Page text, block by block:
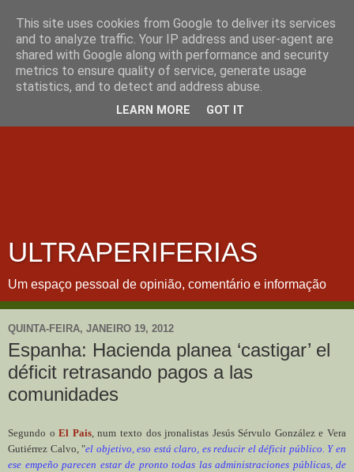
ULTRAPERIFERIAS
Um espaço pessoal de opinião, comentário e informação
QUINTA-FEIRA, JANEIRO 19, 2012
Espanha: Hacienda planea ‘castigar’ el
déficit retrasando pagos a las
comunidades
Segundo oEl Pais, num texto dos jronalistas Jesús Sérvulo González e Vera
Gutiérrez Calvo, "el objetivo, eso está claro, es reducir el déficit público. Y en
ese empeño parecen estar de pronto todas las administraciones públicas, de
This site uses cookies from Google to deliver its services
and to analyze traffic. Your IP address and user-agent are
shared with Google along with performance and security
metrics to ensure quality of service, generate usage
statistics, and to detect and address abuse.
LEARN MORE GOT IT